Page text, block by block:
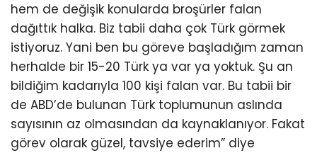
hem de değişik konularda broşürler falan
dağıttık halka. Biz tabii daha çok Türk görmek
istiyoruz. Yani ben bu göreve başladığım zaman
herhalde bir 15-20 Türk ya var ya yoktuk. Şu an
bildiğim kadarıyla 100 kişi falan var. Bu tabii bir
de ABD’de bulunan Türk toplumunun aslında
sayısının az olmasından da kaynaklanıyor. Fakat
görev olarak güzel, tavsiye ederim” diye